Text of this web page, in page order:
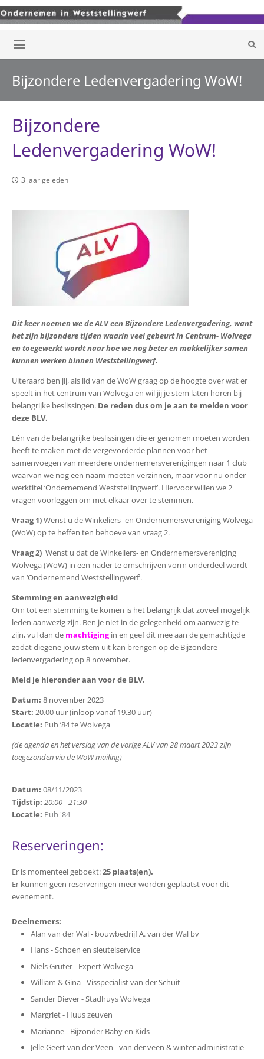
Bijzondere Ledenvergadering WoW!
Bijzondere
Ledenvergadering WoW!
3 jaar geleden
Dit keer noemen we de ALV een Bijzondere Ledenvergadering, want
het zijn bijzondere tijden waarin veel gebeurt in Centrum- Wolvega
en toegewerkt wordt naar hoe we nog beter en makkelijker samen
kunnen werken binnen Weststellingwerf.
Uiteraard ben jij, als lid van de WoW graag op de hoogte over wat er
speelt in het centrum van Wolvega en wil jij je stem laten horen bij
belangrijke beslissingen. De reden dus om je aan te melden voor
deze BLV.
Eén van de belangrijke beslissingen die er genomen moeten worden,
heeft te maken met de vergevorderde plannen voor het
samenvoegen van meerdere ondernemersverenigingen naar 1 club
waarvan we nog een naam moeten verzinnen, maar voor nu onder
werktitel ‘Ondernemend Weststellingwerf’. Hiervoor willen we 2
vragen voorleggen om met elkaar over te stemmen.
Vraag 1)Wenst u de Winkeliers- en Ondernemersvereniging Wolvega
(WoW) op te heffen ten behoeve van vraag 2.
Vraag 2) Wenst u dat de Winkeliers- en Ondernemersvereniging
Wolvega (WoW) in een nader te omschrijven vorm onderdeel wordt
van ‘Ondernemend Weststellingwerf’.
Stemming en aanwezigheid
Om tot een stemming te komen is het belangrijk dat zoveel mogelijk
leden aanwezig zijn. Ben je niet in de gelegenheid om aanwezig te
zijn, vul dan de machtiging in en geef dit mee aan de gemachtigde
zodat diegene jouw stem uit kan brengen op de Bijzondere
ledenvergadering op 8 november.
Meld je hieronder aan voor de BLV.
Datum: 8 november 2023
Start: 20.00 uur (inloop vanaf 19.30 uur)
Locatie: Pub ’84 te Wolvega
(de agenda en het verslag van de vorige ALV van 28 maart 2023 zijn
toegezonden via de WoW mailing)
Datum: 08/11/2023
Tijdstip: 20:00 - 21:30
Locatie: Pub '84
Reserveringen:
Er is momenteel geboekt:25 plaats(en).
Er kunnen geen reserveringen meer worden geplaatst voor dit
evenement.
Deelnemers:
Alan van der Wal - bouwbedrijf A. van der Wal bv
Hans - Schoen en sleutelservice
Niels Gruter - Expert Wolvega
William & Gina - Visspecialist van der Schuit
Sander Diever - Stadhuys Wolvega
Margriet - Huus zeuven
Marianne - Bijzonder Baby en Kids
Jelle Geert van der Veen - van der veen & winter administratie